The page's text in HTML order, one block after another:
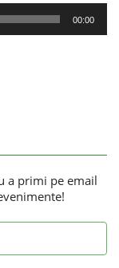
00:00
a primi pe email